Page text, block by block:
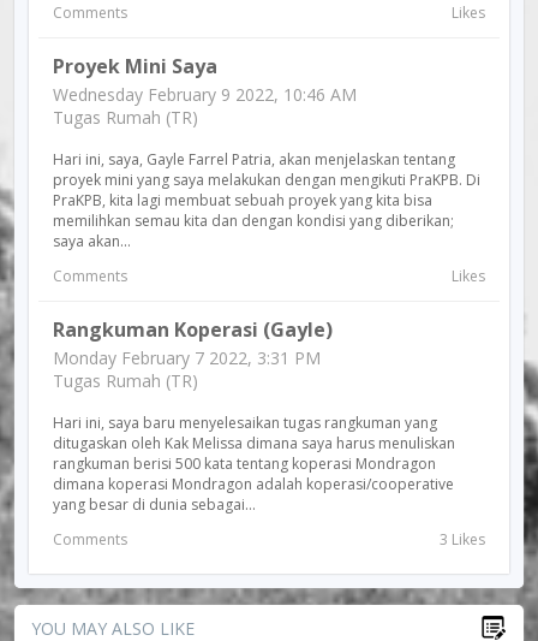
Comments
Likes
Proyek Mini Saya
Wednesday February 9 2022, 10:46 AM
Tugas Rumah (TR)
Hari ini, saya, Gayle Farrel Patria, akan menjelaskan tentang
proyek mini yang saya melakukan dengan mengikuti PraKPB. Di
PraKPB, kita lagi membuat sebuah proyek yang kita bisa
memilihkan semau kita dan dengan kondisi yang diberikan;
saya akan...
Comments
Likes
Rangkuman Koperasi (Gayle)
Monday February 7 2022, 3:31 PM
Tugas Rumah (TR)
Hari ini, saya baru menyelesaikan tugas rangkuman yang
ditugaskan oleh Kak Melissa dimana saya harus menuliskan
rangkuman berisi 500 kata tentang koperasi Mondragon
dimana koperasi Mondragon adalah koperasi/cooperative
yang besar di dunia sebagai...
Comments
3 Likes
YOU MAY ALSO LIKE